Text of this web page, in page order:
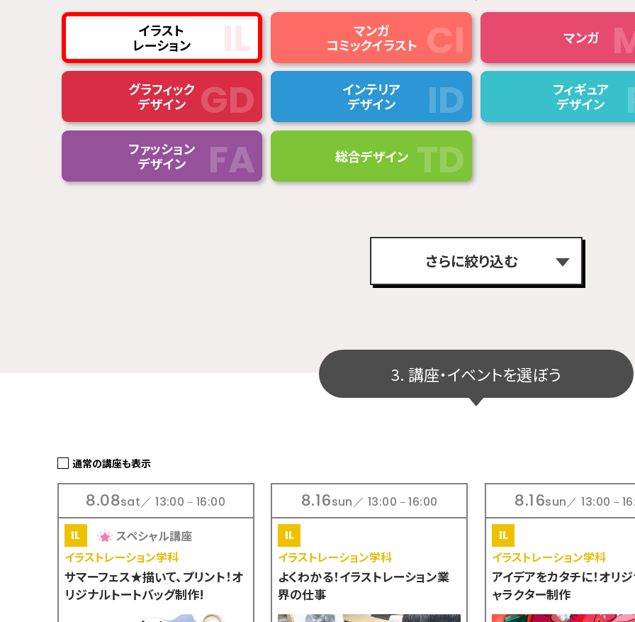
イラスト
レーション
マンガ
コミックイラスト
マンガ
グラフィック
デザイン
インテリア
デザイン
フィギュア
デザイン
ファッション
デザイン
総合デザイン
さらに絞り込む
キャンパス
3. 講座・イベントを選ぼう
通常の講座も表示
8.08sat／ 13:00－16:00
スペシャル講座
イラストレーション学科
サマーフェス★描いて、プリント！オ
リジナルトートバッグ制作!
8.16sun／ 13:00－16:00
イラストレーション学科
よくわかる！イラストレーション業
界の仕事
8.16sun／ 13:00－
イラストレーション学科
アイデアをカタチに！オリ
ャラクター制作